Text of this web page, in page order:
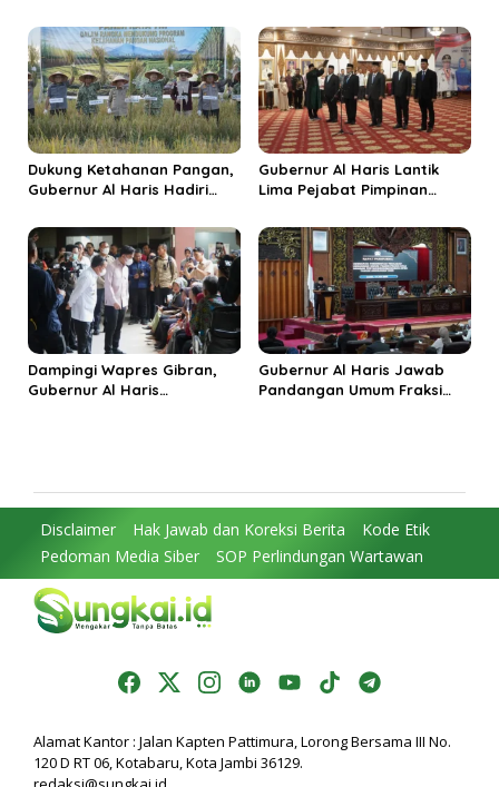
Ekonomi Rakyat
Jadi Destinasi Wisata
Budaya Unggulan
Dukung Ketahanan Pangan,
Gubernur Al Haris Hadiri
Kabupaten Tanjungjabung
Timur
Gubernur Al Haris Lantik
Lima Pejabat Pimpinan
Penguatan Kinerja dan
Integritas
Dampingi Wapres Gibran,
Gubernur Al Haris
Gubernur Al Haris Jawab
Pandangan Umum Fraksi
Disclaimer Hak Jawab dan Koreksi Berita
Kode Etik
Pedoman Media Siber
SOP Perlindungan Wartawan
Alamat Kantor : Jalan Kapten Pattimura, Lorong Bersama III No.
120 D RT 06, Kotabaru, Kota Jambi 36129.